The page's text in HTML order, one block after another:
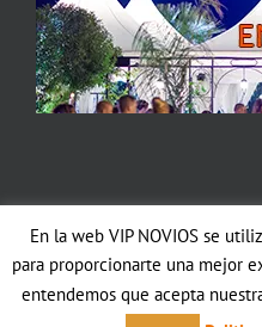
En la web VIP NOVIOS se
para proporcionarte una mejor
entendemos que acepta